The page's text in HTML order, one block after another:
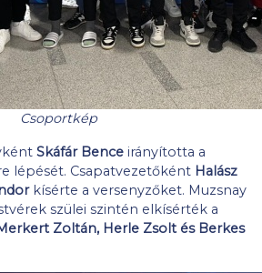
Csoportkép
Skáfár Bence irányította a
lépését. Csapatvezetőként Halász
kísérte a versenyzőket. Muzsnay
szülei szintén elkísérték a
Zoltán, Herle Zsolt és Berkes